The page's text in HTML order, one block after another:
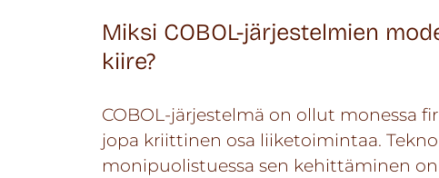
Miksi COBOL-järjestelmien
kiire?
COBOL-järjestelmä on ollut monessa
jopa kriittinen osa liiketoimintaa.
monipuolistuessa sen kehittäminen